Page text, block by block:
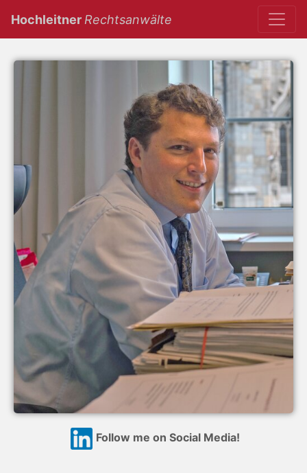
Hochleitner Rechtsanwälte
Follow me on Social Media!